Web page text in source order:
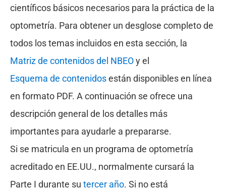
científicos básicos necesarios para la práctica de la
optometría. Para obtener un desglose completo de
todos los temas incluidos en esta sección, la
Matriz de contenidos del NBEOy el
Esquema de contenidosestán disponibles en línea
en formato PDF. A continuación se ofrece una
descripción general de los detalles más
importantes para ayudarle a prepararse.
Si se matricula en un programa de optometría
acreditado en EE.UU., normalmente cursará la
Parte I durante su tercer año. Si no está